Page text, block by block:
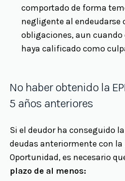
comportado de forma
negligente al endeudarse
obligaciones, aun cuando
haya calificado como
No haber obtenido la
5 años anteriores
Si el deudor ha conseguido
deudas anteriormente con la
Oportunidad, es necesario
plazo de al menos: